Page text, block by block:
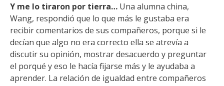
Y me lo tiraron por tierra… Una alumna china,
Wang, respondió que lo que más le gustaba era
recibir comentarios de sus compañeros, porque si le
decían que algo no era correcto ella se atrevía a
discutir su opinión, mostrar desacuerdo y preguntar
el porqué y eso le hacía fijarse más y le ayudaba a
aprender. La relación de igualdad entre compañeros